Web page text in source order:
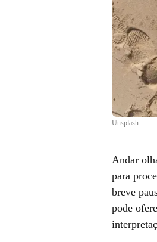
Unsplash
Andar
para
breve
pode